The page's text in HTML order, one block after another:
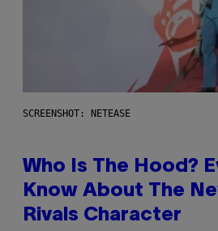
SCREENSHOT: NETEASE
Who Is The Hood?
Know About The
Rivals Character